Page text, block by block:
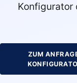
Konfigurator
ZUM